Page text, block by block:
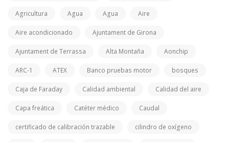
Agricultura Agua Agua Aire
Aire acondicionado Ajuntament de Girona
Ajuntament de Terrassa Alta Montaña Aonchip
ARC-1 ATEX Banco pruebas motor bosques
Caja de Faraday Calidad ambiental Calidad del aire
Capa freática Catéter médico Caudal
certificado de calibración trazable cilindro de oxígeno